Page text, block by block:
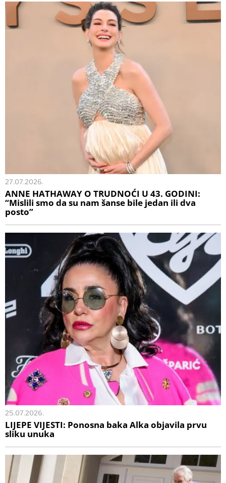
27.07.2026.
ANNE HATHAWAY O TRUDNOĆI U 43. GODINI:
“Mislili smo da su nam šanse bile jedan ili dva
posto”
25.07.2026.
LIJEPE VIJESTI: Ponosna baka Alka objavila prvu
sliku unuka